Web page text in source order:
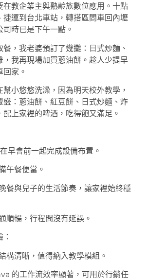
在教企業主與熟齡族數位應用。十點
捷運到台北車站，轉搭區間車回內壢
時已是下午一點。
，我老婆預訂了幾攤：日式炒麵、
，我再現場加買蔥油餅。趁人少提早
家。
幫小悠悠洗澡，因為明天校外教學，
盛：蔥油餅、紅豆餅、日式炒麵、炸
上家裡的啤酒，吃得飽又滿足。
早會前一起完成設備布置。
午餐便當。
餐與兒子的生活節奏，讓家裡始終穩
順暢，行程間沒有延誤。
構清晰，值得納入教學模組。
的工作流效率顯著，可用於行銷任